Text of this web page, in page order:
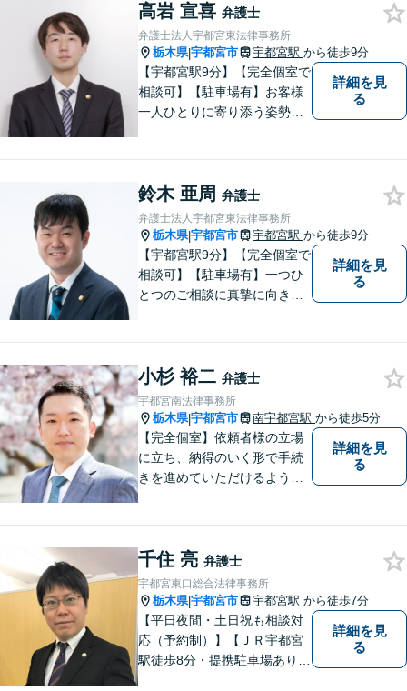
通事故／遺産相続／借金問題
／企業法務／離婚問題などさ
まざまな分野に力を入れてお
ります。
高岩 宣喜 弁護士
弁護士法人宇都宮東法律事務所
栃木県|宇都宮市 宇都宮駅 から徒歩9分
【宇都宮駅9分】【完全個室で
相談可】【駐車場有】お客様
一人ひとりに寄り添う姿勢を
ていただきます。「こんなこ
とを相談していいのかな」と
身構えずに、お気軽にご相談
ください。
詳細を見
る
鈴木 亜周 弁護士
弁護士法人宇都宮東法律事務所
栃木県|宇都宮市 宇都宮駅 から徒歩9分
【宇都宮駅9分】【完全個室で
相談可】【駐車場有】一つひ
とつのご相談に真摯に向き合
も構いません。 まずはお気軽
にご相談ください。
詳細を見
る
小杉 裕二 弁護士
宇都宮南法律事務所
栃木県|宇都宮市 南宇都宮駅 から徒歩5分
【完全個室】依頼者様の立場
に立ち、納得のいく形で手続
きを進めていただけるよう、
識し、常に誠実で真摯な対応
を心掛けています。【南宇都
宮駅5分】
詳細を見
る
千住 亮 弁護士
宇都宮東口総合法律事務所
栃木県|宇都宮市 宇都宮駅 から徒歩7分
【平日夜間・土日祝も相談対
応（予約制）】【ＪＲ宇都宮
駅徒歩8分・提携駐車場あり】
詳細を見
る